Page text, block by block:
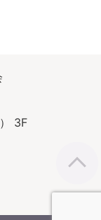
3F